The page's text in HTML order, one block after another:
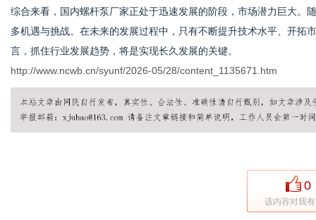
综合来看，国内螺杆泵厂家正处于迅速发展的阶段，市场潜力巨大。
多机遇与挑战。在未来的发展过程中，只有不断提升技术水平、开拓
言，抓住行业发展趋势，将是实现长久发展的关键。
http://www.ncwb.cn/syunf/2026-05/28/content_1135671.htm
0
该内容对我